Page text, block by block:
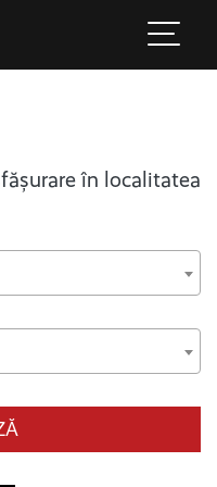
în localitatea